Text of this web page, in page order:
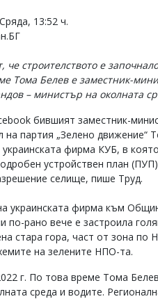
13:52 ч.
че строителството е
Тома Белев е заместник-
– министър на околната
бившият заместник-
на партия „Зелено движение“
украинската фирма КУБ, в
устройствен план
селище, пише Труд.
украинската фирма към
рано вече е застроила
стара гора, част от зона по
на зелените НПО-та.
г. По това време Тома
среда и водите.